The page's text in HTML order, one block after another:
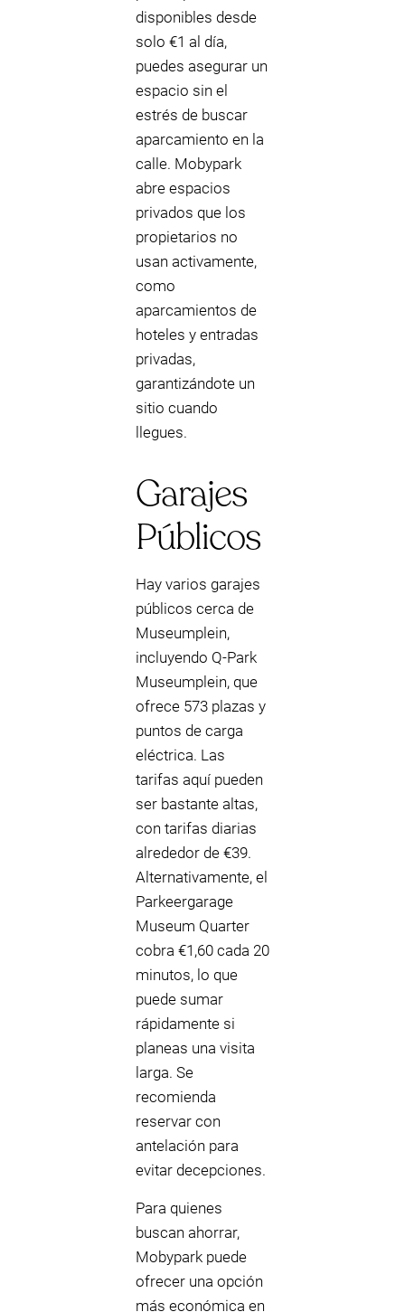
disponibles desde
solo €1 al día,
puedes asegurar un
espacio sin el
estrés de buscar
aparcamiento en la
calle. Mobypark
abre espacios
privados que los
propietarios no
usan activamente,
como
aparcamientos de
hoteles y entradas
privadas,
garantizándote un
sitio cuando
llegues.
Garajes
Públicos
Hay varios garajes
públicos cerca de
Museumplein,
incluyendo Q-Park
Museumplein, que
ofrece 573 plazas y
puntos de carga
eléctrica. Las
tarifas aquí pueden
ser bastante altas,
con tarifas diarias
alrededor de €39.
Alternativamente, el
Parkeergarage
Museum Quarter
cobra €1,60 cada 20
minutos, lo que
puede sumar
rápidamente si
planeas una visita
larga. Se
recomienda
reservar con
antelación para
evitar decepciones.
Para quienes
buscan ahorrar,
Mobypark puede
ofrecer una opción
más económica en